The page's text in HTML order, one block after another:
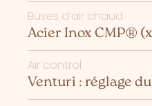
Buses d’air chaud
Acier Inox CMP®
Air control
Venturi : réglage